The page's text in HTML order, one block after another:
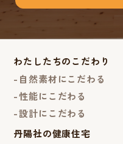
わたしたちのこだわり
自然素材にこだわる
性能にこだわる
設計にこだわる
丹陽社の健康住宅